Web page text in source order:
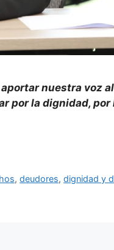
nuestra voz
por la dignidad, por
,deudores,dignidad y